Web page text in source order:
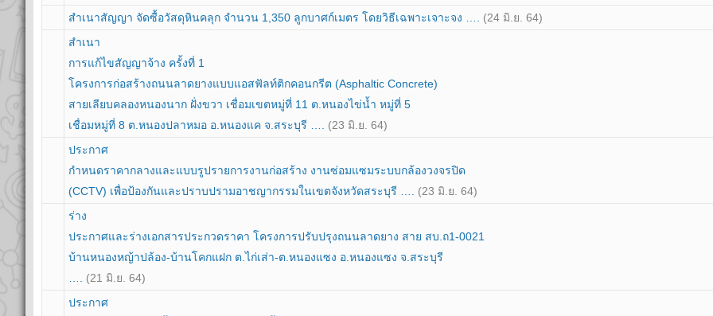
สำเนาสัญญา จัดซื้อวัสดุหินคลุก จำนวน 1,350 ลูกบาศก์เมตร โดยวิธีเฉพาะเจาะจง …. (24 มิ.ย. 64)
สำเนา
การแก้ไขสัญญาจ้าง ครั้งที่ 1
โครงการก่อสร้างถนนลาดยางแบบแอสฟัลท์ติกคอนกรีต (Asphaltic Concrete)
สายเลียบคลองหนองนาก ฝั่งขวา เชื่อมเขตหมู่ที่ 11 ต.หนองไข่น้ำ หมู่ที่ 5
เชื่อมหมู่ที่ 8 ต.หนองปลาหมอ อ.หนองแค จ.สระบุรี …. (23 มิ.ย. 64)
ประกาศ
กำหนดราคากลางและแบบรูปรายการงานก่อสร้าง งานซ่อมแซมระบบกล้องวงจรปิด
(CCTV) เพื่อป้องกันและปราบปรามอาชญากรรมในเขตจังหวัดสระบุรี …. (23 มิ.ย. 64)
ร่าง
ประกาศและร่างเอกสารประกวดราคา โครงการปรับปรุงถนนลาดยาง สาย สบ.ถ1-0021
บ้านหนองหญ้าปล้อง-บ้านโคกแฝก ต.ไก่เส่า-ต.หนองแซง อ.หนองแซง จ.สระบุรี
(21 มิ.ย. 64)
ประกาศ